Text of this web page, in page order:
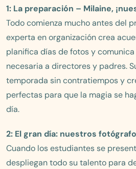
1: La preparación – Milaine,
Todo comienza mucho antes del
experta en organización crea
planifica días de fotos y
necesaria a directores y padres.
temporada sin contratiempos y
perfectas para que la magia se
día.
2: El gran día: nuestros
Cuando los estudiantes se
despliegan todo su talento para